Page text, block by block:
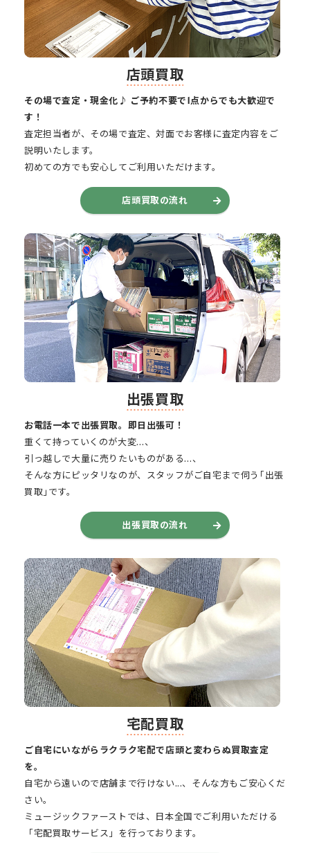
店頭買取
その場で査定・現金化♪ ご予約不要で1点からでも大歓迎で
す！
査定担当者が、その場で査定、対面でお客様に査定内容をご
説明いたします。
初めての方でも安心してご利用いただけます。
店頭買取の流れ
出張買取
お電話一本で出張買取。即日出張可！
重くて持っていくのが大変…、
引っ越しで大量に売りたいものがある…、
そんな方にピッタリなのが、スタッフがご自宅まで伺う｢出張
買取｣です。
出張買取の流れ
宅配買取
ご自宅にいながらラクラク宅配で店頭と変わらぬ買取査定
を。
自宅から遠いので店舗まで行けない...、そんな方もご安心くだ
さい。
ミュージックファーストでは、日本全国でご利用いただける
「宅配買取サービス」を行っております。